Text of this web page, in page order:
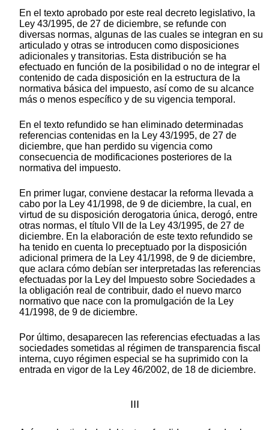
En el texto aprobado por este real decreto legislativo, la
Ley 43/1995, de 27 de diciembre, se refunde con
diversas normas, algunas de las cuales se integran en su
articulado y otras se introducen como disposiciones
adicionales y transitorias. Esta distribución se ha
efectuado en función de la posibilidad o no de integrar el
contenido de cada disposición en la estructura de la
normativa básica del impuesto, así como de su alcance
más o menos específico y de su vigencia temporal.
En el texto refundido se han eliminado determinadas
referencias contenidas en la Ley 43/1995, de 27 de
diciembre, que han perdido su vigencia como
consecuencia de modificaciones posteriores de la
normativa del impuesto.
En primer lugar, conviene destacar la reforma llevada a
cabo por la Ley 41/1998, de 9 de diciembre, la cual, en
virtud de su disposición derogatoria única, derogó, entre
otras normas, el título VII de la Ley 43/1995, de 27 de
diciembre. En la elaboración de este texto refundido se
ha tenido en cuenta lo preceptuado por la disposición
adicional primera de la Ley 41/1998, de 9 de diciembre,
que aclara cómo debían ser interpretadas las referencias
efectuadas por la Ley del Impuesto sobre Sociedades a
la obligación real de contribuir, dado el nuevo marco
normativo que nace con la promulgación de la Ley
41/1998, de 9 de diciembre.
Por último, desaparecen las referencias efectuadas a las
sociedades sometidas al régimen de transparencia fiscal
interna, cuyo régimen especial se ha suprimido con la
entrada en vigor de la Ley 46/2002, de 18 de diciembre.
III